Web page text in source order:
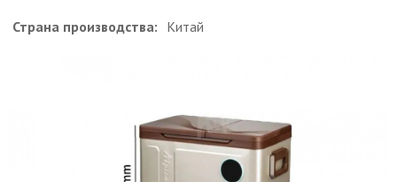
Страна производства: Китай